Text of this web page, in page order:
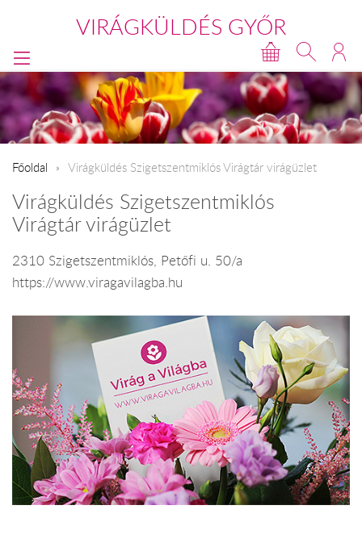
VIRÁGKÜLDÉS GYŐR
Főoldal Virágküldés Szigetszentmiklós Virágtár virágüzlet
Virágküldés Szigetszentmiklós
Virágtár virágüzlet
2310 Szigetszentmiklós, Petőfi u. 50/a
https://www.viragavilagba.hu